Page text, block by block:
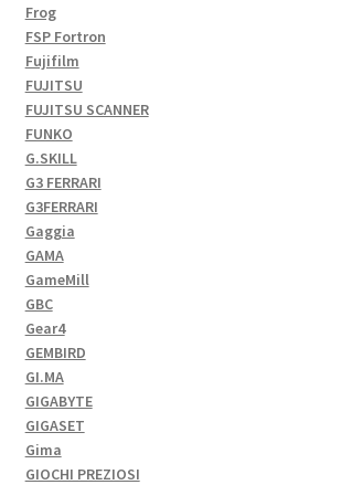
Frog
FSP Fortron
Fujifilm
FUJITSU
FUJITSU SCANNER
FUNKO
G.SKILL
G3 FERRARI
G3FERRARI
Gaggia
GAMA
GameMill
GBC
Gear4
GEMBIRD
GI.MA
GIGABYTE
GIGASET
Gima
GIOCHI PREZIOSI